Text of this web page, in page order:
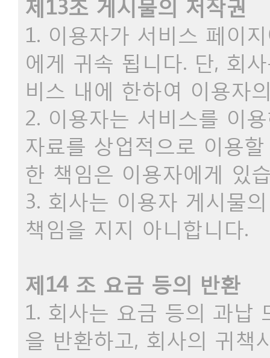
1. 이용자가 서비스 페이
에게 귀속 됩니다. 단, 회
비스 내에 한하여 이용자
2. 이용자는 서비스를 이
자료를 상업적으로 이용
한 책임은 이용자에게 있
3. 회사는 이용자 게시물
책임을 지지 아니합니다.
제14 조 요금 등의 반환
1. 회사는 요금 등의 과납
을 반환하고, 회사의 귀책